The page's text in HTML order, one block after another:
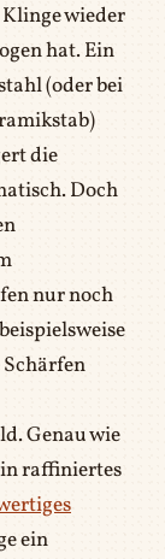
wieder
hat. Ein
(oder bei
die
Doch
nur noch
Genau wie
raffiniertes
ein